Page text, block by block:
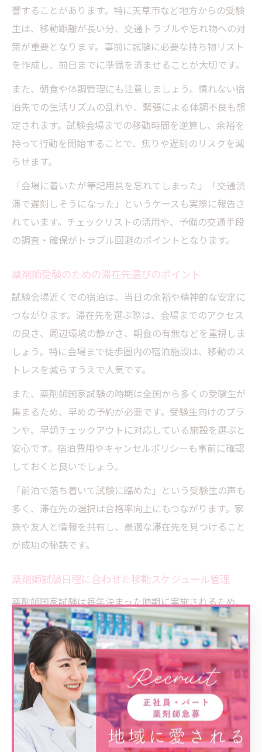
響することがあります。特に天草市など地方からの受験
生は、移動距離が長い分、交通トラブルや忘れ物への対
策が重要となります。事前に試験に必要な持ち物リスト
を作成し、前日までに準備を済ませることが大切です。
また、朝食や体調管理にも注意しましょう。慣れない宿
泊先での生活リズムの乱れや、緊張による体調不良も想
定されます。試験会場までの移動時間を逆算し、余裕を
持って行動を開始することで、焦りや遅刻のリスクを減
らせます。
「会場に着いたが筆記用具を忘れてしまった」「交通渋
滞で遅刻しそうになった」というケースも実際に報告さ
れています。チェックリストの活用や、予備の交通手段
の調査・確保がトラブル回避のポイントとなります。
薬剤師受験のための滞在先選びのポイント
試験会場近くでの宿泊は、当日の余裕や精神的な安定に
つながります。滞在先を選ぶ際は、会場までのアクセス
の良さ、周辺環境の静かさ、朝食の有無などを重視しま
しょう。特に会場まで徒歩圏内の宿泊施設は、移動のス
トレスを減らすうえで人気です。
また、薬剤師国家試験の時期は全国から多くの受験生が
集まるため、早めの予約が必要です。受験生向けのプラ
ンや、早朝チェックアウトに対応している施設を選ぶと
安心です。宿泊費用やキャンセルポリシーも事前に確認
しておくと良いでしょう。
「前泊で落ち着いて試験に臨めた」という受験生の声も
多く、滞在先の選択は合格率向上にもつながります。家
族や友人と情報を共有し、最適な滞在先を見つけること
が成功の秘訣です。
薬剤師試験日程に合わせた移動スケジュール管理
薬剤師国家試験は毎年決まった時期に実施されるため、
日程に合わせた逆算スケジュールが重要です。受験票の
到着日や試験日、前日入りのタイミングなど、各工程ご
とに予定を立てておくと、抜け漏れを防げます。
移動スケジュール管理では、公共交通機関の時刻表や運
行状況の変化にも注意が必要です。特に天候による交通
機関の遅延や欠航リスクが高い地域の場合、予備日や代
替手段を設定しておくと安心です。スマートフォンのカ